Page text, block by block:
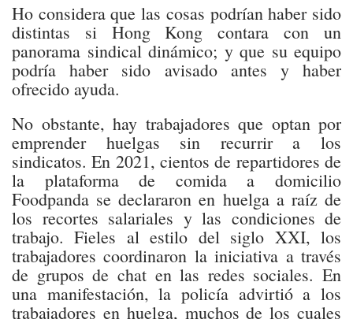
Ho considera que las cosas podrían haber sido
distintas si Hong Kong contara con un
panorama sindical dinámico; y que su equipo
podría haber sido avisado antes y haber
ofrecido ayuda.
No obstante, hay trabajadores que optan por
emprender huelgas sin recurrir a los
sindicatos. En 2021, cientos de repartidores de
la plataforma de comida a domicilio
Foodpanda se declararon en huelga a raíz de
los recortes salariales y las condiciones de
trabajo. Fieles al estilo del siglo XXI, los
trabajadores coordinaron la iniciativa a través
de grupos de chat en las redes sociales. En
una manifestación, la policía advirtió a los
trabajadores en huelga, muchos de los cuales